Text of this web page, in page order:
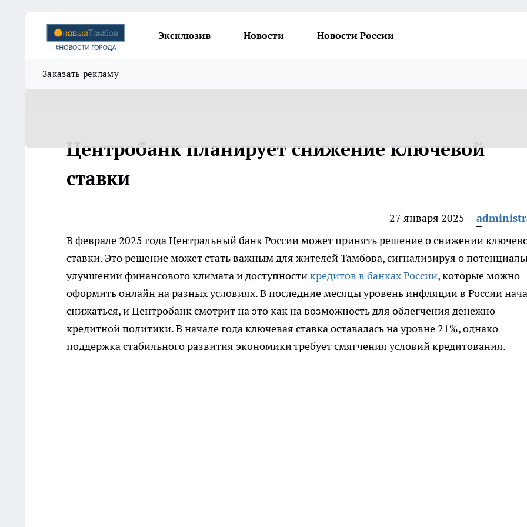
Эксклюзив Новости Новости России
Заказать рекламу
Центробанк планирует снижение ключевой
ставки
27 января 2025
В феврале 2025 года Центральный банк России может принять решение о снижении
ставки. Это решение может стать важным для жителей Тамбова, сигнализируя о
улучшении финансового климата и доступностикредитов в банках России, которые можно
оформить онлайн на разных условиях. В последние месяцы уровень инфляции в России
снижаться, и Центробанк смотрит на это как на возможность для облегчения денежно-
кредитной политики. В начале года ключевая ставка оставалась на уровне 21%, однако
поддержка стабильного развития экономики требует смягчения условий кредитования.